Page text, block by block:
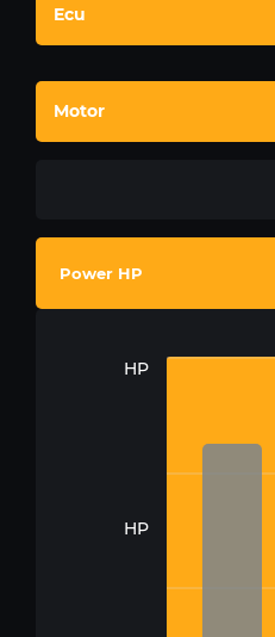
Ecu
Motor
Power HP
HP
HP